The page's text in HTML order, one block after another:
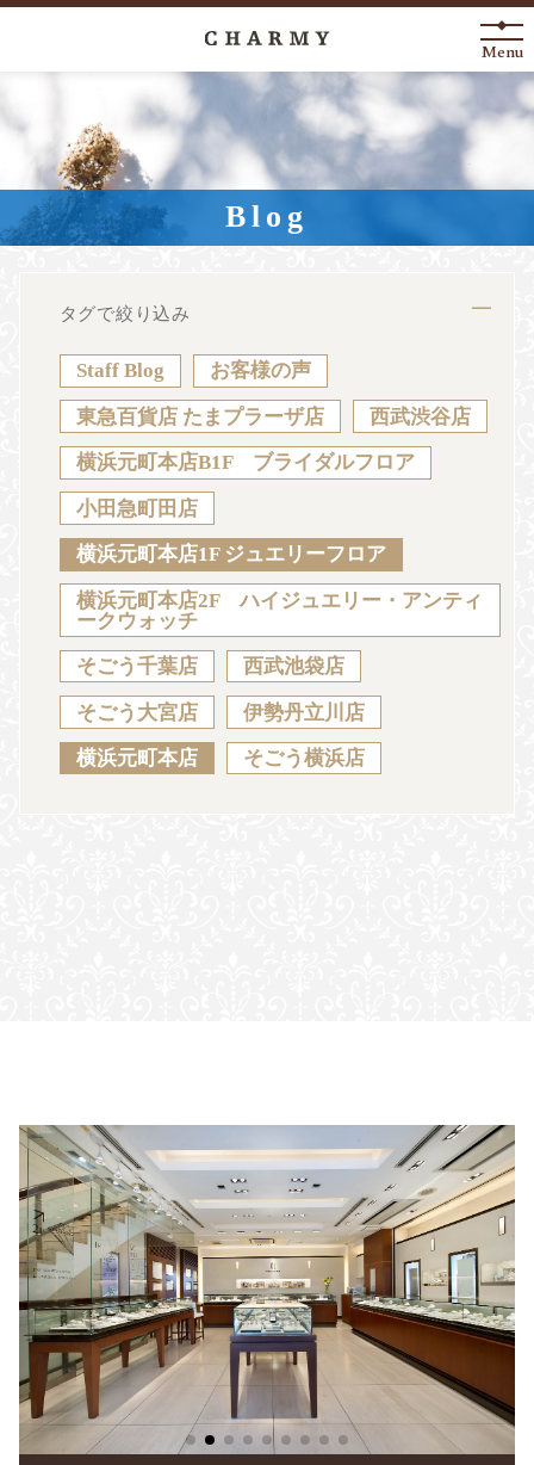
New Arrival
About
Engagement Ring
Anniversary
News Blog
Sustainability Voice Catalog
JA EN CH KO
Menu
Blog
タグで絞り込み
Staff Blog お客様の声
東急百貨店 たまプラーザ店 西武渋谷店
横浜元町本店B1F ブライダルフロア
小田急町田店
横浜元町本店1F ジュエリーフロア
横浜元町本店2F ハイジュエリー・アンティ
ークウォッチ
そごう千葉店 西武池袋店
そごう大宮店 伊勢丹立川店
横浜元町本店 そごう横浜店